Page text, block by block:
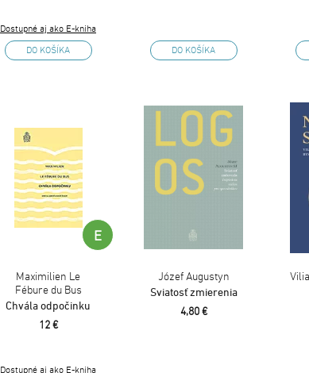
DO KOŠÍKA
Dostupné aj ako E-kniha
DO KOŠÍKA
E
Maximilien Le
Fébure du Bus
Chvála odpočinku
12 €
Dostupné aj ako E-kniha
Józef Augustyn
Sviatosť zmierenia
4,80 €